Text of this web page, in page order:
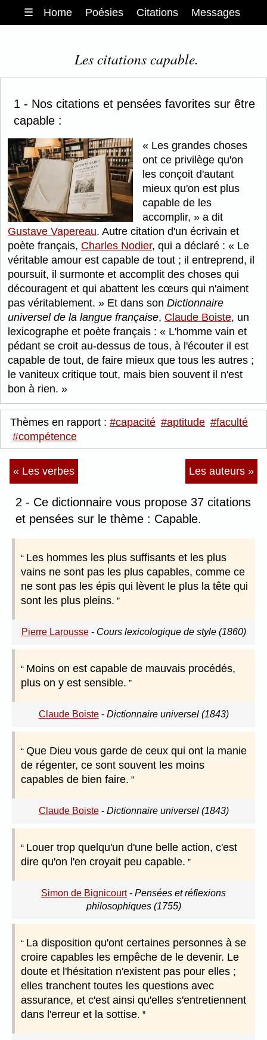
☰ Home Poésies Citations Messages
Les citations capable.
1 - Nos citations et pensées favorites sur être
capable :
Les grandes choses
ont ce privilège qu'on
les conçoit d'autant
mieux qu'on est plus
capable de les
accomplir,
a dit
Gustave Vapereau. Autre citation d'un écrivain et
poète français, Charles Nodier, qui a déclaré :
Le
véritable amour est capable de tout ; il entreprend, il
poursuit, il surmonte et accomplit des choses qui
découragent et qui abattent les cœurs qui n'aiment
pas véritablement.
Et dans son Dictionnaire
universel de la langue française, Claude Boiste, un
lexicographe et poète français :
L'homme vain et
pédant se croit au-dessus de tous, à l'écouter il est
capable de tout, de faire mieux que tous les autres ;
le vaniteux critique tout, mais bien souvent il n'est
bon à rien.
Thèmes en rapport : #capacité #aptitude #faculté
#compétence
« Les verbes Les auteurs »
2 - Ce dictionnaire vous propose 37 citations
et pensées sur le thème : Capable.
Les hommes les plus suffisants et les plus
vains ne sont pas les plus capables, comme ce
ne sont pas les épis qui lèvent le plus la tête qui
sont les plus pleins.
Pierre Larousse- Cours lexicologique de style (1860)
Moins on est capable de mauvais procédés,
plus on y est sensible.
Claude Boiste- Dictionnaire universel (1843)
Que Dieu vous garde de ceux qui ont la manie
de régenter, ce sont souvent les moins
capables de bien faire.
Claude Boiste- Dictionnaire universel (1843)
Louer trop quelqu'un d'une belle action, c'est
dire qu'on l'en croyait peu capable.
Simon de Bignicourt- Pensées et réflexions
philosophiques (1755)
La disposition qu'ont certaines personnes à se
croire capables les empêche de le devenir. Le
doute et l'hésitation n'existent pas pour elles ;
elles tranchent toutes les questions avec
assurance, et c'est ainsi qu'elles s'entretiennent
dans l'erreur et la sottise.